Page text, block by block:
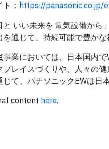
： https://panasonic.co.jp/
と いい未来を 電気設備か
を通じて、持続可能で豊かな
業においては、日本国内
プレイスづくりや、人々の
じて、パナソニックEWは日
content here.